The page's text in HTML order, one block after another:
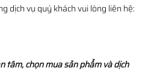
dịch vụ quý khách vui lòng liên hệ:
tâm, chọn mua sản phẩm và dịch